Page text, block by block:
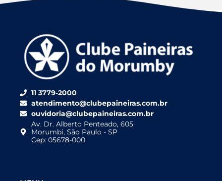
11 3779-2000
atendimento@clubepaineiras.com.br
ouvidoria@clubepaineiras.com.br
Av. Dr. Alberto Penteado, 605
Morumbi, São Paulo - SP
Cep: 05678-000